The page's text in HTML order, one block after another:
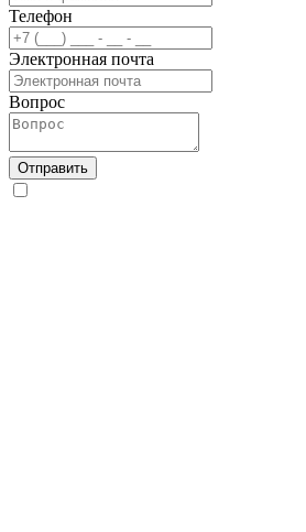
Телефон
Электронная почта
Вопрос
Отправить